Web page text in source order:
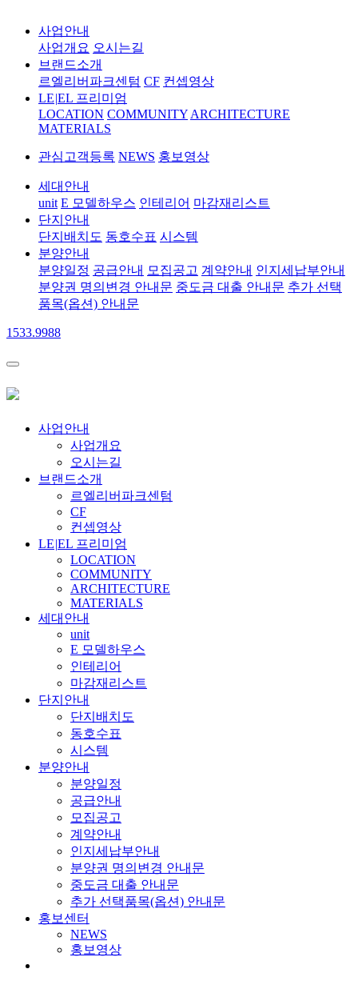
사업안내
사업개요 오시는길
브랜드소개
르엘리버파크센텀 CF 컨셉영상
LE|EL 프리미엄
LOCATION COMMUNITYARCHITECTURE
MATERIALS
관심고객등록 NEWS 홍보영상
세대안내
unit E 모델하우스 인테리어 마감재리스트
단지안내
단지배치도 동호수표 시스템
분양안내
분양일정 공급안내 모집공고 계약안내 인지세납부안내
분양권 명의변경 안내문 중도금 대출 안내문 추가 선택
품목(옵션) 안내문
1533.9988
사업안내
사업개요
오시는길
브랜드소개
르엘리버파크센텀
CF
컨셉영상
LE|EL 프리미엄
LOCATION
COMMUNITY
ARCHITECTURE
MATERIALS
세대안내
unit
E 모델하우스
인테리어
마감재리스트
단지안내
단지배치도
동호수표
시스템
분양안내
분양일정
공급안내
모집공고
계약안내
인지세납부안내
분양권 명의변경 안내문
중도금 대출 안내문
추가 선택품목(옵션) 안내문
홍보센터
NEWS
홍보영상